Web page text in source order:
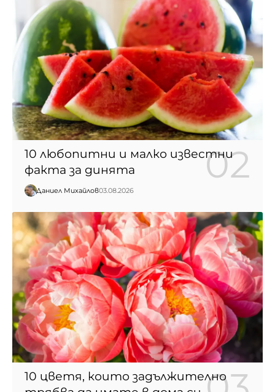
10 любопитни и малко известни
факта за динята
Даниел Михайлов03.08.2026
10 цветя, които задължително